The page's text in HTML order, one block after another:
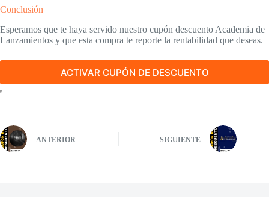
Conclusión
Esperamos que te haya servido nuestro cupón descuento Academia de
Lanzamientos y que esta compra te reporte la rentabilidad que deseas.
ACTIVAR CUPÓN DE DESCUENTO
ANTERIOR SIGUIENTE